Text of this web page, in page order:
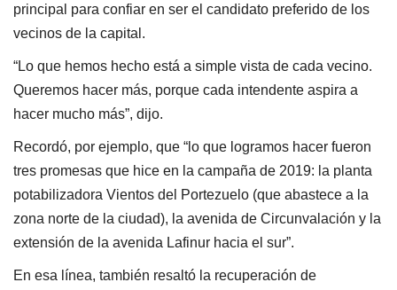
principal para confiar en ser el candidato preferido de los
vecinos de la capital.
“Lo que hemos hecho está a simple vista de cada vecino.
Queremos hacer más, porque cada intendente aspira a
hacer mucho más”, dijo.
Recordó, por ejemplo, que “lo que logramos hacer fueron
tres promesas que hice en la campaña de 2019: la planta
potabilizadora Vientos del Portezuelo (que abastece a la
zona norte de la ciudad), la avenida de Circunvalación y la
extensión de la avenida Lafinur hacia el sur”.
En esa línea, también resaltó la recuperación de